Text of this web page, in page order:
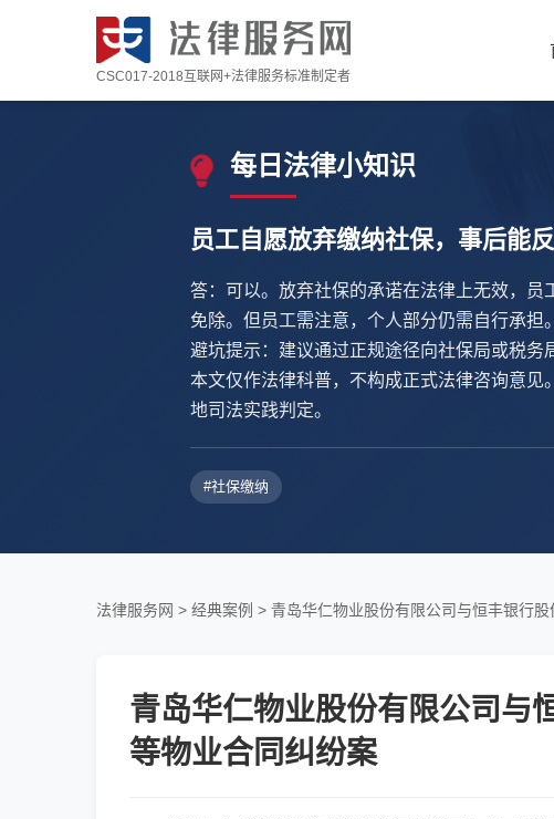
CSC017-2018互联网+法律服务标准制定者
每日法律小知识
员工自愿放弃缴纳社保，事后能
答：可以。放弃社保的承诺在法律上无效，
免除。但员工需注意，个人部分仍需自行承担。
避坑提示：建议通过正规途径向社保局或税务
本文仅作法律科普，不构成正式法律咨询意
地司法实践判定。
#社保缴纳
法律服务网 > 经典案例 > 青岛华仁物业股份有限公司与恒丰银行
青岛华仁物业股份有限公司与
等物业合同纠纷案